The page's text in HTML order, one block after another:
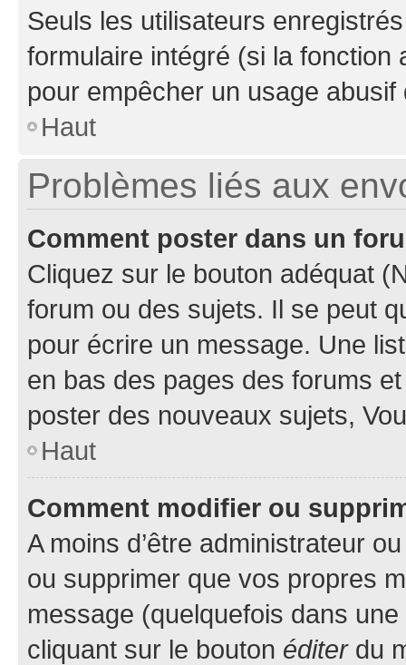
Seuls les utilisateurs
formulaire intégré (si la fonction
pour empêcher un usage
Haut
Problèmes liés aux
Comment poster dans un
Cliquez sur le bouton adéquat
forum ou des sujets. Il se peut
pour écrire un message. Une
en bas des pages des forums
poster des nouveaux sujets,
Haut
Comment modifier ou
A moins d’être administrateur
ou supprimer que vos propres
message (quelquefois dans
cliquant sur le bouton éditerdu